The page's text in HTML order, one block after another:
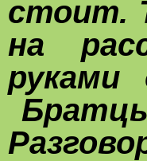
стоит.
на
руками